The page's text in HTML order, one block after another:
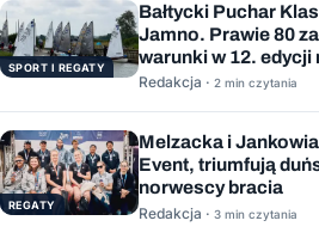
SPORT I REGATY
Bałtycki Puchar
Jamno. Prawie 80
warunki w 12. edycji
Redakcja · 2 min czytania
REGATY
Melzacka i
Event, triumfują
norwescy bracia
Redakcja · 3 min czytania